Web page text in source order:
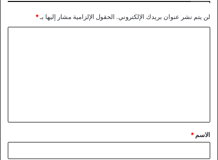
لن يتم نشر عنوان بريدك الإلكتروني. الحقول الإلزامية مشار إليها بـ*
ق
*
الاسم *